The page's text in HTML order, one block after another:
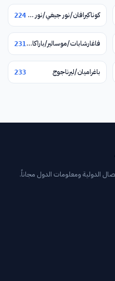
كوناكيرافان/نور جيغي/نور هاتشن/يغوارد 224
فاغارشابات/موسالير/باراكار/زفارتنوتس 231
باغراميان/ليرناجوج 233